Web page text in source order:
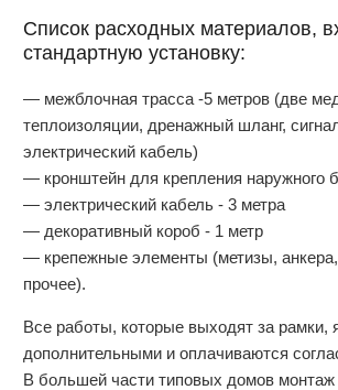
Список расходных материалов,
стандартную установку:
— межблочная трасса -5 метров (две
теплоизоляции, дренажный шланг,
электрический кабель)
— кронштейн для крепления наружного
— электрический кабель - 3 метра
— декоративный короб - 1 метр
— крепежные элементы (метизы,
прочее).
Все работы, которые выходят за рамки,
дополнительными и оплачиваются
В большей части типовых домов